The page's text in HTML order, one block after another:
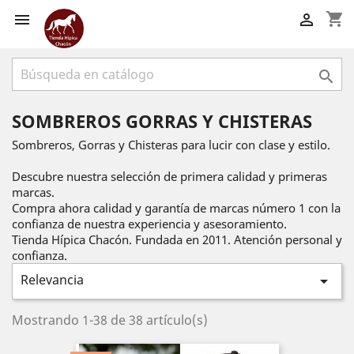
 shopping_cart


SOMBREROS GORRAS Y CHISTERAS
Sombreros, Gorras y Chisteras para lucir con clase y estilo.
Descubre nuestra selección de primera calidad y primeras
marcas.
Compra ahora calidad y garantía de marcas número 1 con la
confianza de nuestra experiencia y asesoramiento.
Tienda Hípica Chacón. Fundada en 2011. Atención personal y
confianza.
Relevancia 
Mostrando 1-38 de 38 artículo(s)